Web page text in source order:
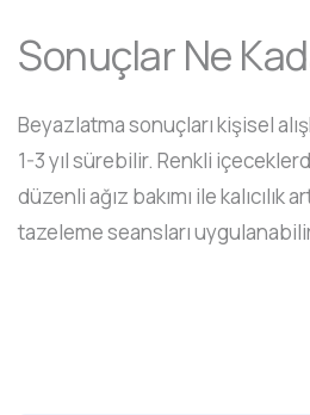
Sonuçlar Ne
Beyazlatma sonuçları kişisel
1-3 yıl sürebilir. Renkli
düzenli ağız bakımı ile kalıcılık
tazeleme seansları